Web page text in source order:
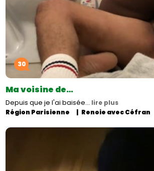
30
Ma voisine de…
Depuis que je l'ai baisée… lire plus
Région Parisienne
Renoie avec Céfran